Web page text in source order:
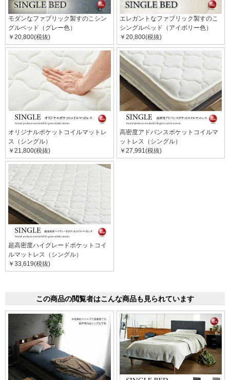
モダンなファブリック製すのこシン
グルベッド（グレー色）
￥20,800(税抜)
エレガントなファブリック製すのこ
シングルベッド（アイボリー色）
￥20,800(税抜)
オリジナルポケットコイルマットレ
ス（シングル）
￥21,800(税抜)
高密度アドバンスポケットコイルマ
ットレス（シングル）
￥27,991(税抜)
超高密度ハイグレードポケットコイ
ルマットレス（シングル）
￥33,619(税抜)
この商品の閲覧者はこんな商品も見られています